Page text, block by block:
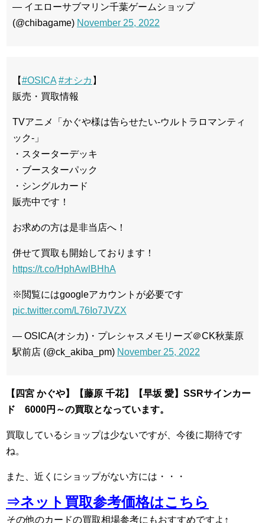
— イエローサブマリン千葉ゲームショップ
(@chibagame) November 25, 2022
【#OSICA #オシカ 】
販売・買取情報
TVアニメ「かぐや様は告らせたい-ウルトラロマンティ
ック-」
・スターターデッキ
・ブースターパック
・シングルカード
販売中です！
お求めの方は是非当店へ！
併せて買取も開始しております！
https://t.co/HphAwlBHhA
※閲覧にはgoogleアカウントが必要です
pic.twitter.com/L76Io7JVZX
— OSICA(オシカ)・プレシャスメモリーズ＠CK秋葉原
駅前店 (@ck_akiba_pm) November 25, 2022
【四宮 かぐや】【藤原 千花】【早坂 愛】SSRサインカー
ド 6000円～の買取となっています。
買取しているショップは少ないですが、今後に期待です
ね。
また、近くにショップがない方には・・・
⇒ネット買取参考価格はこちら
その他のカードの買取相場参考にもおすすめですよ↑